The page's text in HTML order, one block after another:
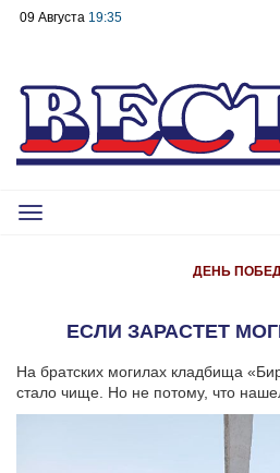
09 Августа 19:35
Toggle
ДЕНЬ
ЕСЛИ ЗАРАСТЕТ
На братских могилах кладбища
стало чище. Но не потому, что